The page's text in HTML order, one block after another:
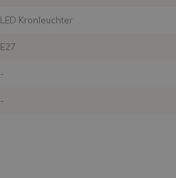
LED Kronleuchter
E27
-
-